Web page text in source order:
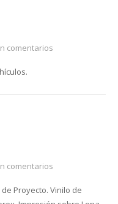
comentarios
comentarios
Proyecto. Vinilo de